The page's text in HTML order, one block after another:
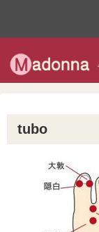
tubo